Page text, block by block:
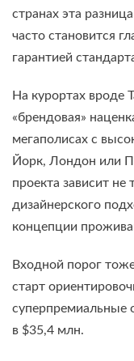
странах эта
часто становится
гарантией
На курортах вроде
«брендовая»
мегаполисах с
Йорк, Лондон или
проекта зависит не
дизайнерского
концепции
Входной порог
старт
суперпремиальные
в $35,4 млн.